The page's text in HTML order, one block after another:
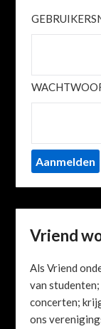
Vriend
Als Vriend
van
concerten;
ons